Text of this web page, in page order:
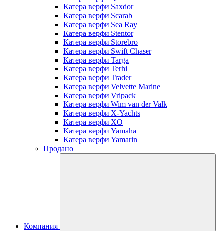
Катера верфи Saxdor
Катера верфи Scarab
Катера верфи Sea Ray
Катера верфи Stentor
Катера верфи Storebro
Катера верфи Swift Chaser
Катера верфи Targa
Катера верфи Terhi
Катера верфи Trader
Катера верфи Velvette Marine
Катера верфи Vripack
Катера верфи Wim van der Valk
Катера верфи X-Yachts
Катера верфи XO
Катера верфи Yamaha
Катера верфи Yamarin
Продано
Компания